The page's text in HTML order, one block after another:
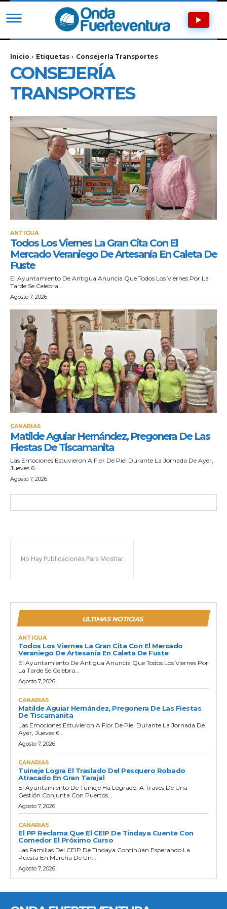
Inicio Etiquetas Consejería Transportes
CONSEJERÍA
TRANSPORTES
ANTIGUA
Todos Los Viernes La Gran Cita Con El
Mercado Veraniego De Artesanía En Caleta De
Fuste
El Ayuntamiento De Antigua Anuncia Que Todos Los Viernes Por La
Tarde Se Celebra...
Agosto 7, 2026
CANARIAS
Matilde Aguiar Hernández, Pregonera De Las
Fiestas De Tiscamanita
Las Emociones Estuvieron A Flor De Piel Durante La Jornada De Ayer,
Jueves 6...
Agosto 7, 2026
No Hay Publicaciones Para Mostrar
ULTIMAS NOTICIAS
ANTIGUA
Todos Los Viernes La Gran Cita Con El Mercado
Veraniego De Artesanía En Caleta De Fuste
El Ayuntamiento De Antigua Anuncia Que Todos Los Viernes Por
La Tarde Se Celebra...
Agosto 7, 2026
CANARIAS
Matilde Aguiar Hernández, Pregonera De Las Fiestas
De Tiscamanita
Las Emociones Estuvieron A Flor De Piel Durante La Jornada De
Ayer, Jueves 6...
Agosto 7, 2026
CANARIAS
Tuineje Logra El Traslado Del Pesquero Robado
Atracado En Gran Tarajal
El Ayuntamiento De Tuineje Ha Logrado, A Través De Una
Gestión Conjunta Con Puertos...
Agosto 7, 2026
CANARIAS
El PP Reclama Que El CEIP De Tindaya Cuente Con
Comedor El Próximo Curso
Las Familias Del CEIP De Tindaya Continúan Esperando La
Puesta En Marcha De Un...
Agosto 7, 2026